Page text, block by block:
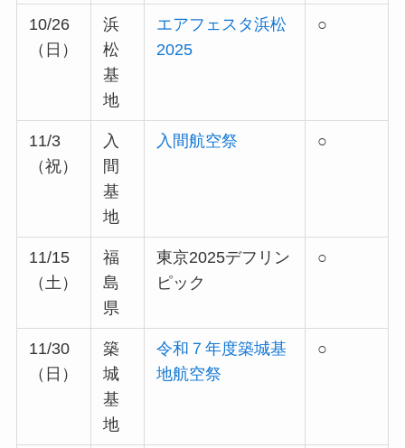
10/26
（日）
浜
松
基
地
エアフェスタ浜松
2025
○
11/3
（祝）
入
間
基
地
入間航空祭 ○
11/15
（土）
福
島
県
東京2025デフリン
ピック
○
11/30
（日）
築
城
基
地
令和７年度築城基
地航空祭
○